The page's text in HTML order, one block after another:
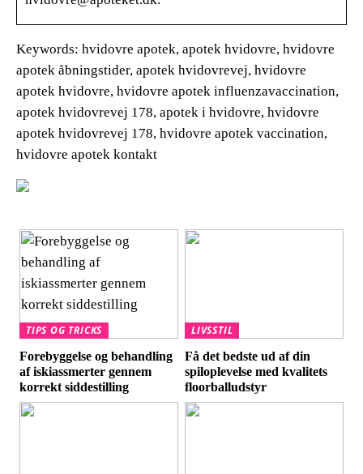
Keywords: hvidovre apotek, apotek hvidovre, hvidovre
apotek åbningstider, apotek hvidovrevej, hvidovre
apotek hvidovre, hvidovre apotek influenzavaccination,
apotek hvidovrevej 178, apotek i hvidovre, hvidovre
apotek hvidovrevej 178, hvidovre apotek vaccination,
hvidovre apotek kontakt
TIPS OG TRICKS
Forebyggelse og behandling
af iskiassmerter gennem
korrekt siddestilling
LIVSSTIL
Få det bedste ud af din
spiloplevelse med kvalitets
floorballudstyr